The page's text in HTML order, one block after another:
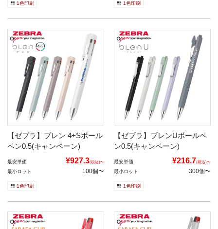
1色印刷 1色印刷
【ゼブラ】ブレン 4+Sボール
ペン0.5(キャンペーン)
最安単価 ¥927.3(税込)〜
最小ロット 100個〜
1色印刷
【ゼブラ】ブレンUボールペ
ン0.5(キャンペーン)
最安単価 ¥216.7(税込)〜
最小ロット 300個〜
1色印刷